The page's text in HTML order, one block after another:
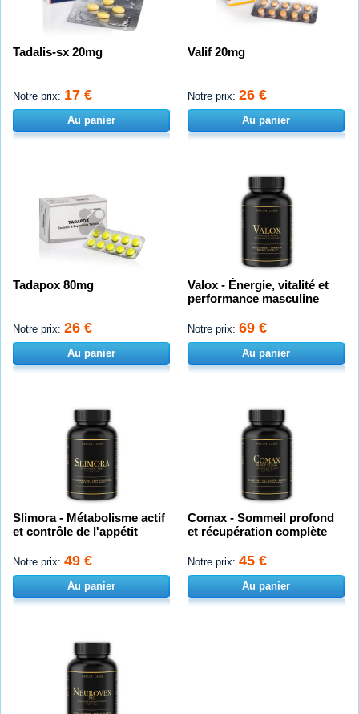
Tadalis-sx 20mg
Notre prix: 17 €
Au panier
Valif 20mg
Notre prix: 26 €
Au panier
Tadapox 80mg
Notre prix: 26 €
Au panier
Valox - Énergie, vitalité et
performance masculine
Notre prix: 69 €
Au panier
Slimora - Métabolisme actif
et contrôle de l'appétit
Notre prix: 49 €
Au panier
Comax - Sommeil profond
et récupération complète
Notre prix: 45 €
Au panier